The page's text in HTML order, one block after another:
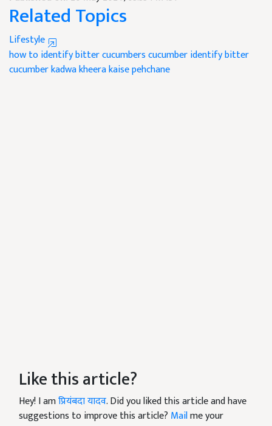
Related Topics
Lifestyle
how to identify bitter cucumberscucumberidentify bitter
cucumberkadwa kheera kaise pehchane
Like this article?
Hey! I amप्रियंबदा यादव. Did you liked this article and have
suggestions to improve this article? Mailme your